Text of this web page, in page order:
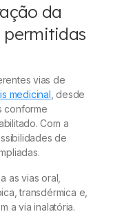
da
permitidas
vias de
medicinal , desde
conforme
Com a
de
as vias oral,
transdérmica e,
a via inalatória.